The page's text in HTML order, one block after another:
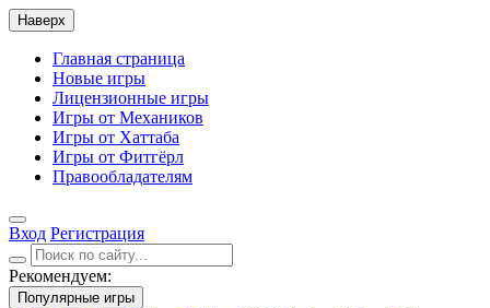
Наверх
Главная страница
Новые игры
Лицензионные игры
Игры от Механиков
Игры от Хаттаба
Игры от Фитгёрл
Правообладателям
Вход Регистрация
Рекомендуем:
Популярные игры